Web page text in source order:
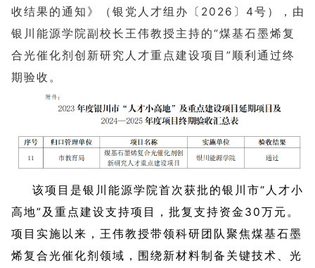
收结果的通知》（银党人才组办〔2026〕4号），由
银川能源学院副校长王伟教授主持的“煤基石墨烯复
合光催化剂创新研究人才重点建设项目”顺利通过终
期验收。
该项目是银川能源学院首次获批的银川市“人才小
高地”及重点建设支持项目，批复支持资金30万元。
项目实施以来，王伟教授带领科研团队聚焦煤基石墨
烯复合光催化剂领域，围绕新材料制备关键技术、光